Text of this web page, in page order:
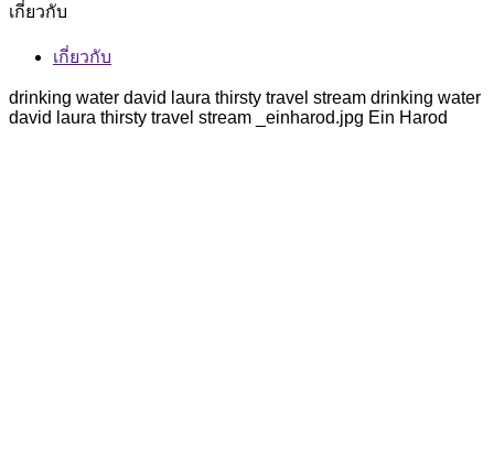
เกี่ยวกับ
เกี่ยวกับ
drinking water david laura thirsty travel stream drinking water
david laura thirsty travel stream _einharod.jpg Ein Harod